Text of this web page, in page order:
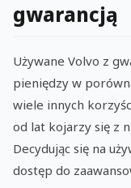
gwarancją
Używane Volvo z
pieniędzy w
wiele innych
od lat kojarzy się z
Decydując się na
dostęp do